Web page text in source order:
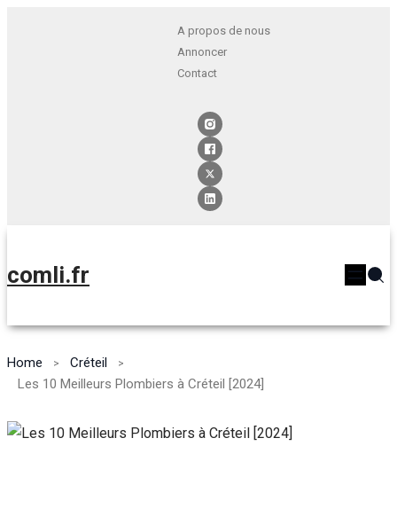
A propos de nous
Annoncer
Contact
comli.fr
Home
Créteil
Les 10 Meilleurs Plombiers à Créteil [2024]